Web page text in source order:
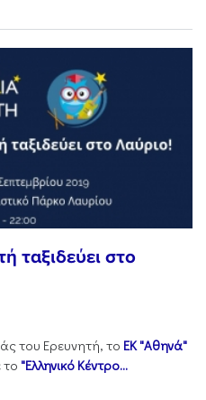
ταξιδεύει στο
του Ερευνητή, το ΕΚ "Αθηνά"
το "Ελληνικό Κέντρο...